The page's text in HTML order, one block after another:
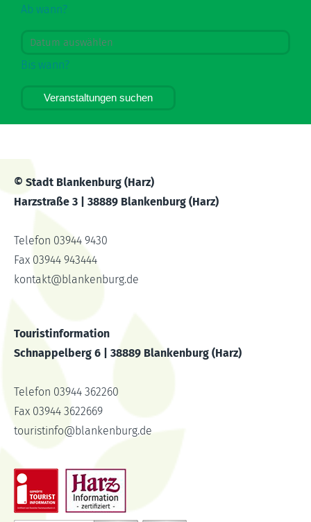
Ab wann?
Bis wann?
Veranstaltungen suchen
© Stadt Blankenburg (Harz)
Harzstraße 3 | 38889 Blankenburg (Harz)
Telefon 03944 9430
Fax 03944 943444
kontakt@blankenburg.de
Touristinformation
Schnappelberg 6 | 38889 Blankenburg (Harz)
Telefon 03944 362260
Fax 03944 3622669
touristinfo@blankenburg.de